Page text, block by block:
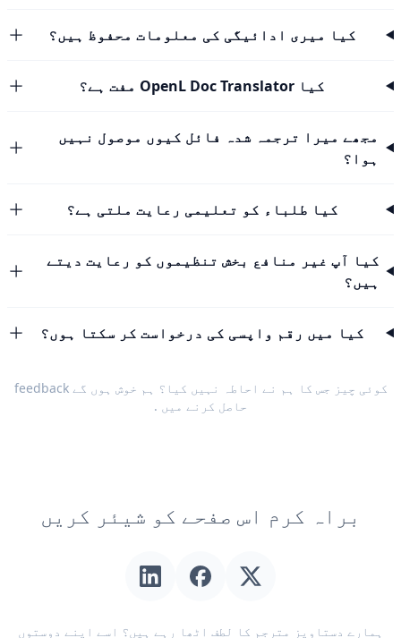
کیا میری ادائیگی کی معلومات محفوظ ہیں؟
کیا OpenL Doc Translator مفت ہے؟
مجھے میرا ترجمہ شدہ فائل کیوں موصول نہیں
ہوا؟
کیا طلباء کو تعلیمی رعایت ملتی ہے؟
کیا آپ غیر منافع بخش تنظیموں کو رعایت دیتے
ہیں؟
کیا میں رقم واپسی کی درخواست کر سکتا ہوں؟
کوئی چیز جس کا ہم نے احاطہ نہیں کیا؟ ہم خوش ہوں گےfeedback
حاصل کرنے میں .
براہ کرم اس صفحے کو شیئر کریں
ہمارے دستاویز مترجم کا لطف اٹھا رہے ہیں؟ اسے اپنے دوستوں